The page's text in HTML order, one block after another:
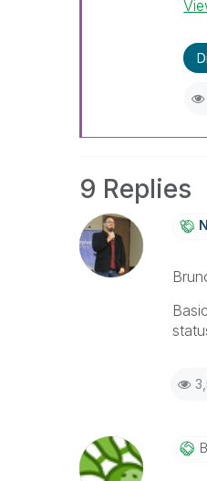
9 Replies